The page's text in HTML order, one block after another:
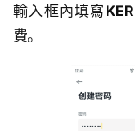
輸入框內填寫
費。